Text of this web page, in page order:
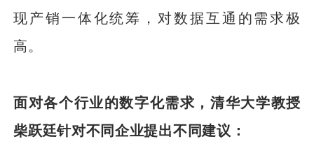
现产销一体化统筹，对数据互通的需求极
高。
面对各个行业的数字化需求，清华大学教授
柴跃廷针对不同企业提出不同建议：